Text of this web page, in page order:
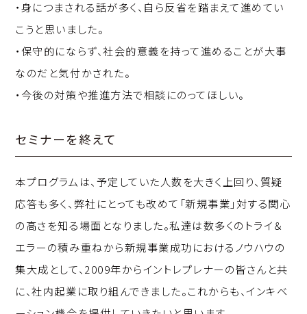
・身につまされる話が多く、自ら反省を踏まえて進めてい
こうと思いました。
・保守的にならず、社会的意義を持って進めることが大事
なのだと気付かされた。
・今後の対策や推進方法で相談にのってほしい。
セミナーを終えて
本プログラムは、予定していた人数を大きく上回り、質疑
応答も多く、弊社にとっても改めて「新規事業」対する関心
の高さを知る場面となりました。私達は数多くのトライ＆
エラーの積み重ねから新規事業成功におけるノウハウの
集大成として、2009年からイントレプレナーの皆さんと共
に、社内起業に取り組んできました。これからも、インキベ